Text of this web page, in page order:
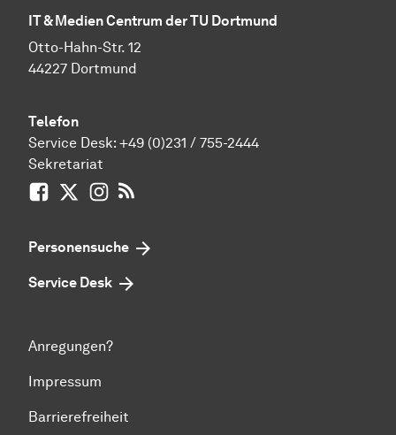
IT & Medien Centrum der TU Dortmund
Otto-Hahn-Str. 12
44227 Dortmund
Telefon
Service Desk: +49 (0)231 / 755-2444
Sekretariat
FacebookX / vormals Twitter
Instagram
Personensuche
Service Desk
Anregungen?
Impressum
Barrierefreiheit